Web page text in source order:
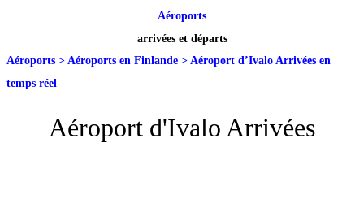
Aéroports
arrivées et départs
Aéroports > Aéroports en Finlande > Aéroport d’Ivalo Arrivées en
temps réel
Aéroport d'Ivalo Arrivées